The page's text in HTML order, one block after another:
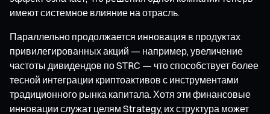
имеют системное влияние на отрасль.
Параллельно продолжается инновация в продуктах
привилегированных акций — например, увеличение
частоты дивидендов по STRC — что способствует более
тесной интеграции криптоактивов с инструментами
традиционного рынка капитала. Хотя эти финансовые
инновации служат целям Strategy, их структура может